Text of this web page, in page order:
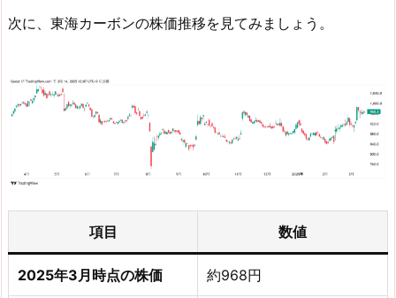
次に、東海カーボンの株価推移を見てみましょう。
項目 数値
2025年3月時点の株価 約968円